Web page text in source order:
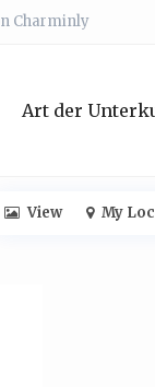
Charminly
Art der
View My